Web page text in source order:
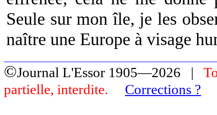
Seule sur mon île, je les
naître une Europe à visage
©Journal L'Essor 1905—2026 |
partielle, interdite.
Corrections ?